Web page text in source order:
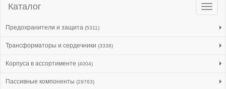
Каталог
Предохранители и защита (5311)
Трансформаторы и сердечники (3338)
Корпуса в ассортименте (4004)
Пассивные компоненты (29763)